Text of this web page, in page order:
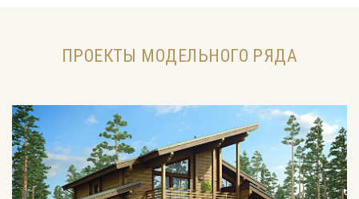
ПРОЕКТЫ МОДЕЛЬНОГО РЯДА